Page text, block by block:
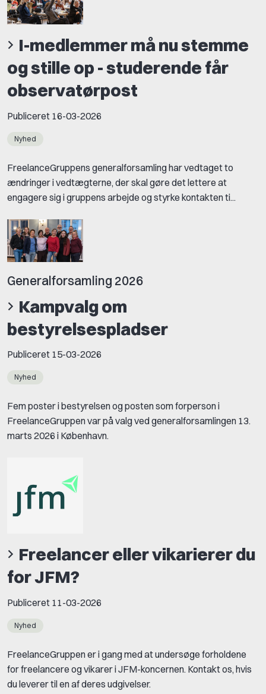
I-medlemmer må nu stemme
og stille op - studerende får
observatørpost
Publiceret 16-03-2026
Nyhed
FreelanceGruppens generalforsamling har vedtaget to
ændringer i vedtægterne, der skal gøre det lettere at
engagere sig i gruppens arbejde og styrke kontakten ti...
Generalforsamling 2026
Kampvalg om
bestyrelsespladser
Publiceret 15-03-2026
Nyhed
Fem poster i bestyrelsen og posten som forperson i
FreelanceGruppen var på valg ved generalforsamlingen 13.
marts 2026 i København.
Freelancer eller vikarierer du
for JFM?
Publiceret 11-03-2026
Nyhed
FreelanceGruppen er i gang med at undersøge forholdene
for freelancere og vikarer i JFM-koncernen. Kontakt os, hvis
du leverer til en af deres udgivelser.